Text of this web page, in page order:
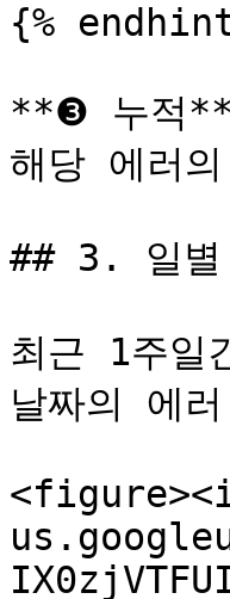
{%
**❸ 누적
해당 에러
## 3. 일별
최근 1주일
날짜의 에